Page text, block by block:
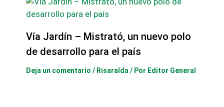
Vía Jardín – Mistrató, un nuevo polo
de desarrollo para el país
Deja un comentario / Risaralda/ Por Editor General